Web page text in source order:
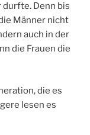
durfte. Denn bis
Männer nicht
auch in der
die Frauen die
die es
lesen es